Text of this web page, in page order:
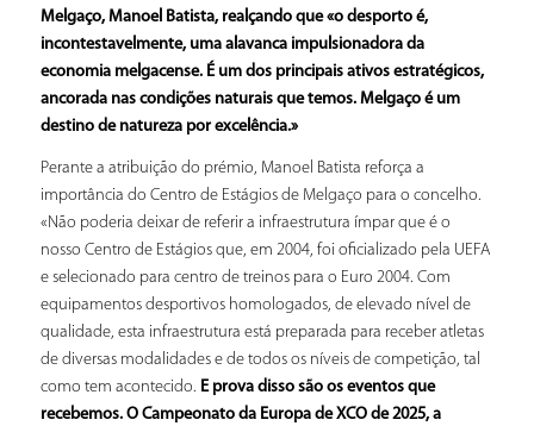
Melgaço, Manoel Batista, realçando que «o desporto é,
incontestavelmente, uma alavanca impulsionadora da
economia melgacense. É um dos principais ativos estratégicos,
ancorada nas condições naturais que temos. Melgaço é um
destino de natureza por excelência.»
Perante a atribuição do prémio, Manoel Batista reforça a
importância do Centro de Estágios de Melgaço para o concelho.
«Não poderia deixar de referir a infraestrutura ímpar que é o
nosso Centro de Estágios que, em 2004, foi oficializado pela UEFA
e selecionado para centro de treinos para o Euro 2004. Com
equipamentos desportivos homologados, de elevado nível de
qualidade, esta infraestrutura está preparada para receber atletas
de diversas modalidades e de todos os níveis de competição, tal
como tem acontecido. E prova disso são os eventos que
recebemos. O Campeonato da Europa de XCO de 2025, a